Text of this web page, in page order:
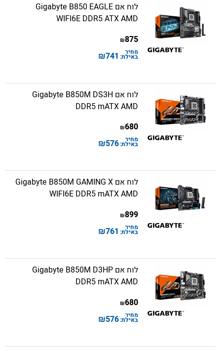
לוח אם Gigabyte B850 EAGLE
WIFI6E DDR5 ATX AMD
875
₪
מחיר
באילת: 741
₪
לוח אם Gigabyte B850M DS3H
DDR5 mATX AMD
680
₪
מחיר
באילת:576
₪
לוח אם Gigabyte B850M GAMING X
WIFI6E DDR5 mATX AMD
899
₪
מחיר
באילת: 761
₪
לוח אם Gigabyte B850M D3HP
DDR5 mATX AMD
680
₪
מחיר
באילת:576
₪